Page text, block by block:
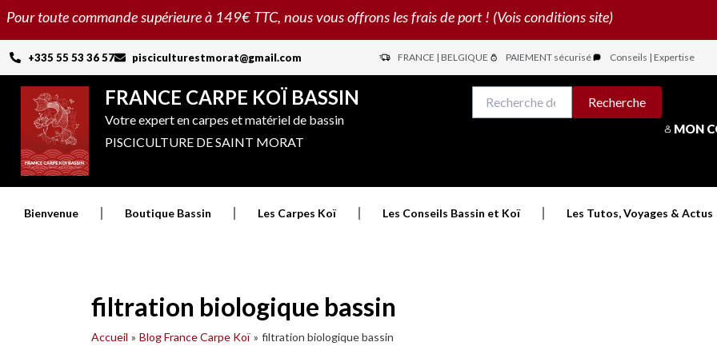
Aller
contenu
Pour toute commande supérieure à 149€ TTC, nous vous offrons les frais de port ! (Vois conditions site)
+335 55 53 36 57 pisciculturestmorat@gmail.com FRANCE | BELGIQUE PAIEMENT sécurisé Conseils | Expertise
FRANCE CARPE KOÏ BASSIN
Votre expert en carpes et matériel de bassin
PISCICULTURE DE SAINT MORAT
pour :
Recherche
MON
Bienvenue Boutique Bassin Les Carpes Koï Les Conseils Bassin et Koï Les Tutos, Voyages & Actus
filtration biologique bassin
Accueil Blog France Carpe Koï filtration biologique bassin